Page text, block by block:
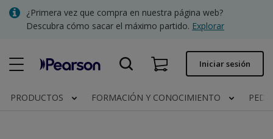
Skip¿Primera vez que compra en nuestra página web?
Descubra cómo sacar el máximo partido. Explorar
Pedido rápido Iniciar sesión
PRODUCTOS FORMACIÓN Y CONOCIMIENTO